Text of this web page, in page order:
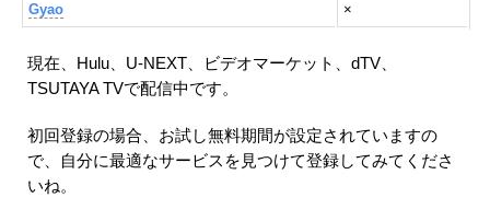
Gyao ×
現在、Hulu、U-NEXT、ビデオマーケット、dTV、
TSUTAYA TVで配信中です。
初回登録の場合、お試し無料期間が設定されていますの
で、自分に最適なサービスを見つけて登録してみてくださ
いね。